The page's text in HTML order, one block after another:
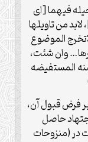
فیهما [ای
من تاویلها
الموضوع
وان شئت،
المستفیضه
فرض قبول آن،
حاصل
در (منزوحات